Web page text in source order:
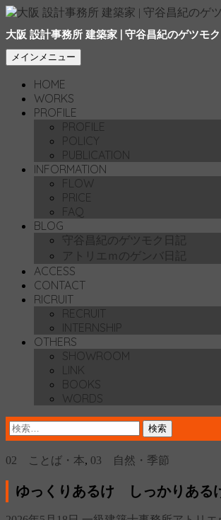
大阪 設計事務所 建築家 | 守谷昌紀のゲツモ
検
索
メインメニュー
へ
移
動
HOME
WORKS
PROFILE
PROFILE
POLICY
PUBLICATION
INFORMATION
FLOW
PRICE
FAQ
BLOG
守谷昌紀のゲツモク日記
アトリエｍのゲンバ日記
ACCESS
CONTACT
RICRUIT
RECRUIT
INTERNSHIP
OTHERS
SHOWROOM
LINK
BOOKS
WORDS
検
索:
02 ことば・本, 03 自然・季節
ゆっくりあるけ しっかりある